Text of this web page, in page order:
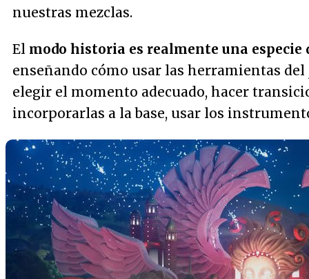
nuestras mezclas.
El modo historia es realmente una
enseñando cómo usar las herramientas
elegir el momento adecuado, hacer
incorporarlas a la base, usar los